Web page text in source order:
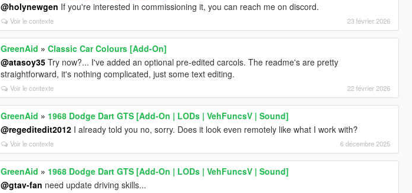
@holynewgen If you're interested in commissioning it, you can reach me on discord.
Voir le contexte 23 février 2026
GreenAid »Classic Car Colours [Add-On]
@atasoy35 Try now?... I've added an optional pre-edited carcols. The readme's are pretty
straightforward, it's nothing complicated, just some text editing.
Voir le contexte 22 février 2026
GreenAid » 1968 Dodge Dart GTS [Add-On | LODs | VehFuncsV | Sound]
@regeditedit2012 I already told you no, sorry. Does it look even remotely like what I work with?
Voir le contexte 6 décembre 2025
GreenAid » 1968 Dodge Dart GTS [Add-On | LODs | VehFuncsV | Sound]
@gtav-fan need update driving skills...